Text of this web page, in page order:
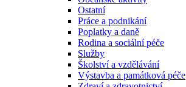
Ostatní
Práce a podnikání
Poplatky a daně
Rodina a sociální péče
Služby
Školství a vzdělávání
Výstavba a památková péče